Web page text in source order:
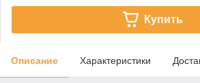
Купить
Описание Характеристики